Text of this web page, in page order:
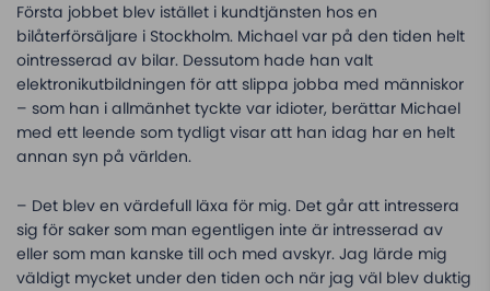
Första jobbet blev istället i kundtjänsten hos en
bilåterförsäljare i Stockholm. Michael var på den tiden helt
ointresserad av bilar. Dessutom hade han valt
elektronikutbildningen för att slippa jobba med människor
– som han i allmänhet tyckte var idioter, berättar Michael
med ett leende som tydligt visar att han idag har en helt
annan syn på världen.
– Det blev en värdefull läxa för mig. Det går att intressera
sig för saker som man egentligen inte är intresserad av
eller som man kanske till och med avskyr. Jag lärde mig
väldigt mycket under den tiden och när jag väl blev duktig